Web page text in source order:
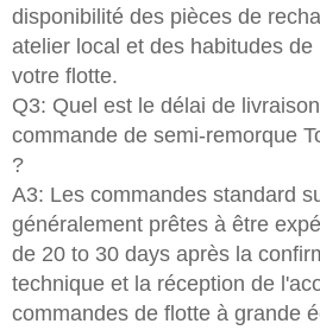
disponibilité des pièces de
atelier local et des habitudes
votre flotte.
Q3: Quel est le délai de
commande de semi-remorque
?
A3: Les commandes standard
généralement prêtes à être
de 20 to 30 days après la
technique et la réception de
commandes de flotte à grande